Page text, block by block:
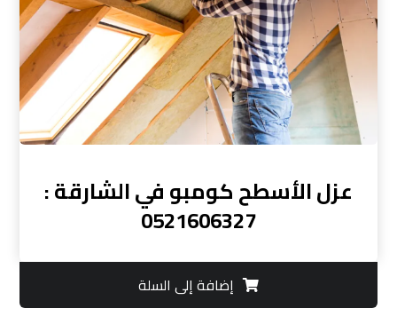
عزل الأسطح كومبو في الشارقة :
0521606327
إضافة إلى السلة